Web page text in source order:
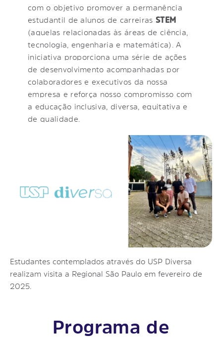
com o objetivo promover a permanência
estudantil de alunos de carreiras STEM
(aquelas relacionadas às áreas de ciência,
tecnologia, engenharia e matemática). A
iniciativa proporciona uma série de ações
de desenvolvimento acompanhadas por
colaboradores e executivos da nossa
empresa e reforça nosso compromisso com
a educação inclusiva, diversa, equitativa e
de qualidade.
Estudantes contemplados através do USP Diversa
realizam visita a Regional São Paulo em fevereiro de
2025.
Programa de